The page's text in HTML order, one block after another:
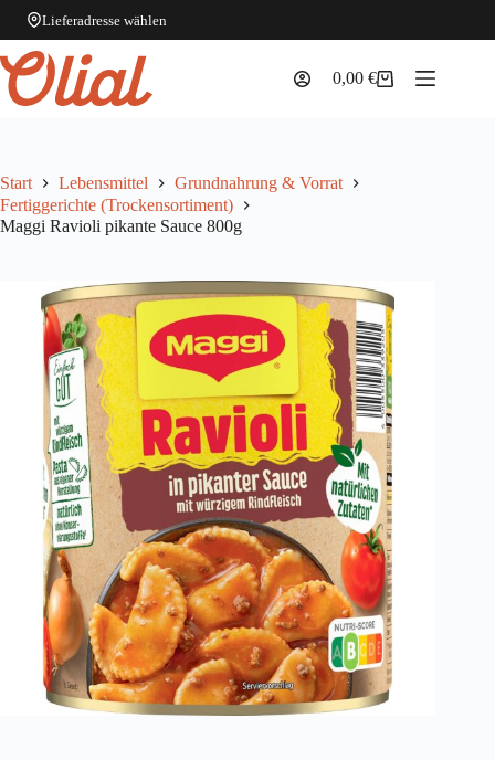
Lieferadresse wählen
Zum
Inhalt
springen
Warenkorb
0,00€
Start Lebensmittel
Grundnahrung & Vorrat
Fertiggerichte (Trockensortiment)
Maggi Ravioli pikante Sauce 800g